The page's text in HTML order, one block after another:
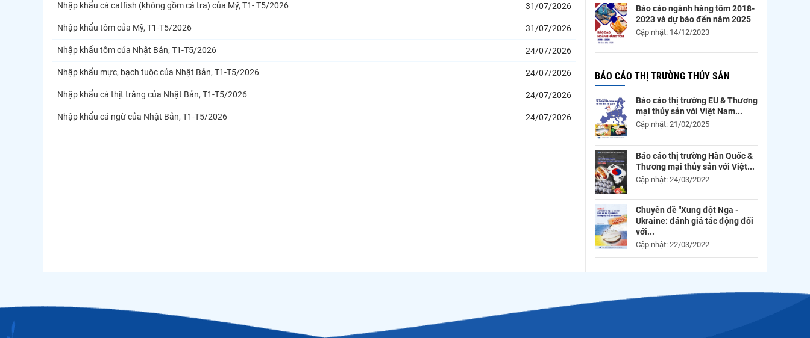
Nhập khẩu cá catfish (không gồm cá tra) của Mỹ, T1- T5/2026 31/07/2026
Nhập khẩu tôm của Mỹ, T1-T5/2026 31/07/2026
Nhập khẩu tôm của Nhật Bản, T1-T5/2026 24/07/2026
Nhập khẩu mực, bạch tuộc của Nhật Bản, T1-T5/2026 24/07/2026
Nhập khẩu cá thịt trắng của Nhật Bản, T1-T5/2026 24/07/2026
Nhập khẩu cá ngừ của Nhật Bản, T1-T5/2026 24/07/2026
Báo cáo ngành hàng tôm 2018-
2023 và dự báo đến năm 2025
Cập nhật: 14/12/2023
BÁO CÁO THỊ TRƯỜNG THỦY SẢN
Báo cáo thị trường EU & Thương
mại thủy sản với Việt Nam...
Cập nhật: 21/02/2025
Báo cáo thị trường Hàn Quốc &
Thương mại thủy sản với Việt...
Cập nhật: 24/03/2022
Chuyên đề "Xung đột Nga -
Ukraine: đánh giá tác động đối
với...
Cập nhật: 22/03/2022